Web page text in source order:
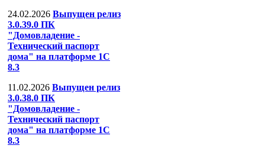
24.02.2026 Выпущен релиз
3.0.39.0 ПК
"Домовладение -
Технический паспорт
дома" на платформе 1С
8.3
11.02.2026 Выпущен релиз
3.0.38.0 ПК
"Домовладение -
Технический паспорт
дома" на платформе 1С
8.3